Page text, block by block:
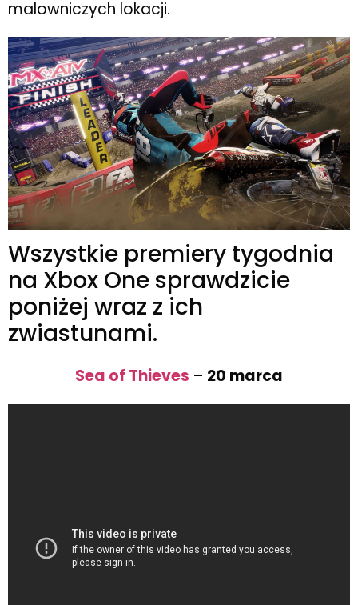
malowniczych lokacji.
Wszystkie premiery tygodnia
na Xbox One sprawdzicie
poniżej wraz z ich
zwiastunami.
Sea of Thieves – 20 marca